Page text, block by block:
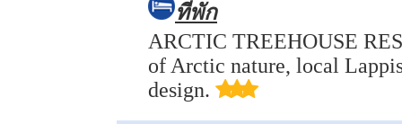
ที่พัก
ARCTIC TREEHOUSE
of Arctic nature, local
design.